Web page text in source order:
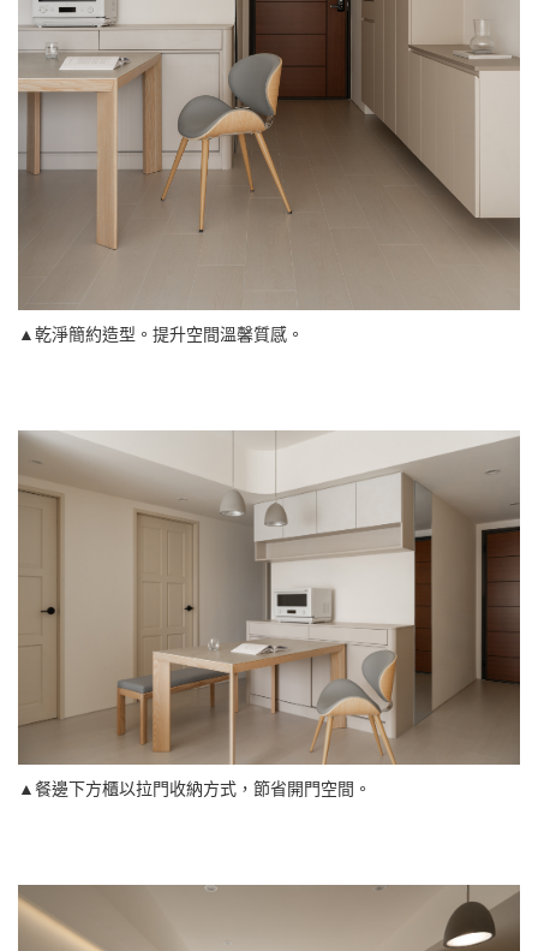
▲乾淨簡約造型。提升空間溫馨質感。
▲餐邊下方櫃以拉門收納方式，節省開門空間。